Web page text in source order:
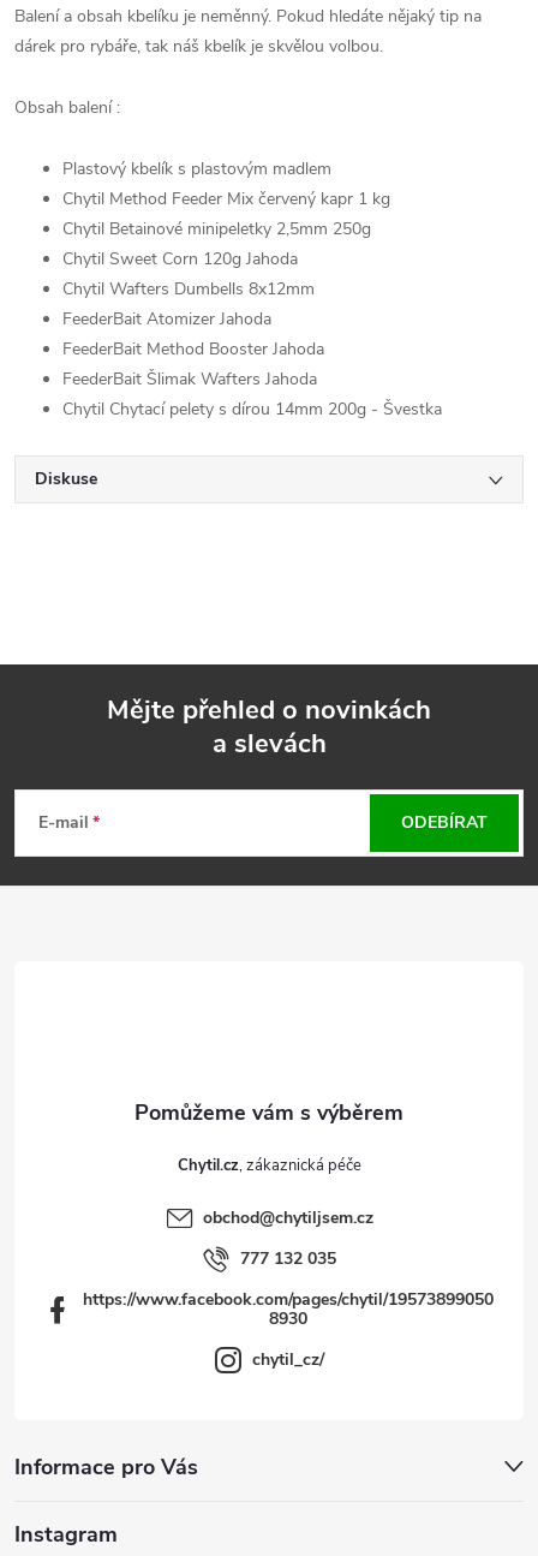
Balení a obsah kbelíku je neměnný. Pokud hledáte nějaký tip na
dárek pro rybáře, tak náš kbelík je skvělou volbou.
Obsah balení :
Plastový kbelík s plastovým madlem
Chytil Method Feeder Mix červený kapr 1 kg
Chytil Betainové minipeletky 2,5mm 250g
Chytil Sweet Corn 120g Jahoda
Chytil Wafters Dumbells 8x12mm
FeederBait Atomizer Jahoda
FeederBait Method Booster Jahoda
FeederBait Šlimak Wafters Jahoda
Chytil Chytací pelety s dírou 14mm 200g - Švestka
Diskuse
p
Mějte přehled o novinkách
a slevách
E-mail ODEBÍRAT
Chytil.cz
obchod@chytiljsem.cz
777 132 035
https://www.facebook.com/pages/chytil/19573899050
8930
chytil_cz/
Informace pro Vás
Instagram